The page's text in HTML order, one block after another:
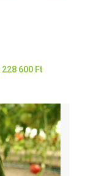
228 600 Ft